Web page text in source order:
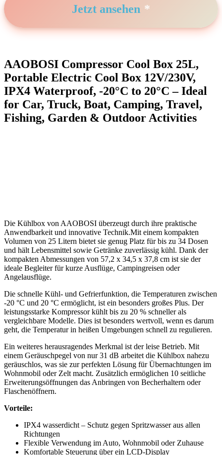
Jetzt ansehen
AAOBOSI Compressor Cool Box 25L,
Portable ‌Electric Cool Box 12V/230V,
IPX4 Waterproof, -20°C to 20°C – Ideal
for Car, Truck, Boat, Camping, Travel,
Fishing,⁢ Garden & ‌Outdoor Activities
Die Kühlbox⁣ von AAOBOSI überzeugt durch ihre praktische
Anwendbarkeit und innovative Technik.Mit einem ⁣kompakten⁤
Volumen von 25 Litern bietet⁤ sie genug Platz für bis zu‍ 34 Dosen
und hält Lebensmittel sowie Getränke zuverlässig⁣ kühl. Dank der
kompakten Abmessungen von ⁤57,2 x 34,5 x ‌37,8 cm ist sie der
ideale ‍Begleiter für kurze Ausflüge, Campingreisen⁢ oder
Angelausflüge.
Die schnelle Kühl- ‍und Gefrierfunktion, die Temperaturen ⁤zwischen
-20 °C und ​20 °C ermöglicht, ist ein besonders großes Plus. Der
leistungsstarke Kompressor​ kühlt bis zu ​20 % schneller‌ als
vergleichbare Modelle. Dies ist besonders wertvoll, wenn es darum
geht, die⁢ Temperatur in heißen ‍Umgebungen schnell zu ⁣regulieren.
Ein ‌weiteres herausragendes⁣ Merkmal ist ​der leise Betrieb. Mit
einem Geräuschpegel ​von nur 31 dB arbeitet die⁢ Kühlbox nahezu
geräuschlos, was sie zur perfekten Lösung für Übernachtungen im
Wohnmobil oder Zelt macht.⁤ Zusätzlich ermöglichen‍ 10 seitliche
Erweiterungsöffnungen das Anbringen⁤ von Becherhaltern⁤ oder
Flaschenöffnern.
Vorteile:
IPX4 wasserdicht –​ Schutz gegen Spritzwasser aus allen
Richtungen
Flexible Verwendung im Auto, Wohnmobil⁤ oder Zuhause
Komfortable Steuerung über ein LCD-Display